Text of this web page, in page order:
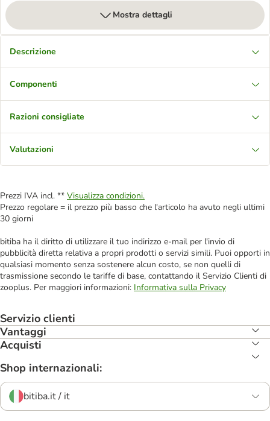
Mostra dettagli
Descrizione
Componenti
Razioni consigliate
Valutazioni
Prezzi IVA incl. ** Visualizza condizioni.
Prezzo regolare = il prezzo più basso che l'articolo ha avuto negli ultimi
30 giorni
bitiba ha il diritto di utilizzare il tuo indirizzo e-mail per l'invio di
pubblicità diretta relativa a propri prodotti o servizi simili. Puoi opporti in
qualsiasi momento senza sostenere alcun costo, se non quelli di
trasmissione secondo le tariffe di base, contattando il Servizio Clienti di
zooplus. Per maggiori informazioni: Informativa sulla Privacy
Servizio clienti
Vantaggi
Acquisti
Shop internazionali:
bitiba.it / it